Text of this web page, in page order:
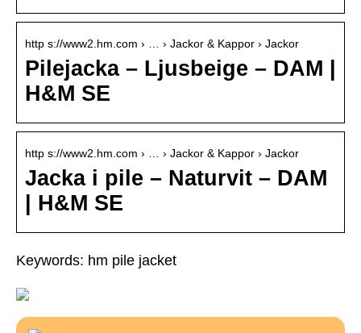
http s://www2.hm.com › … › Jackor & Kappor › Jackor
Pilejacka – Ljusbeige – DAM |
H&M SE
http s://www2.hm.com › … › Jackor & Kappor › Jackor
Jacka i pile – Naturvit – DAM
| H&M SE
Keywords: hm pile jacket